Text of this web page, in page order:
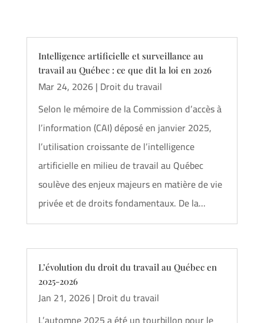
Intelligence artificielle et surveillance au
travail au Québec : ce que dit la loi en 2026
Mar 24, 2026| Droit du travail
Selon le mémoire de la Commission d’accès à
l’information (CAI) déposé en janvier 2025,
l’utilisation croissante de l’intelligence
artificielle en milieu de travail au Québec
soulève des enjeux majeurs en matière de vie
privée et de droits fondamentaux. De la...
L’évolution du droit du travail au Québec en
2025-2026
Jan 21, 2026| Droit du travail